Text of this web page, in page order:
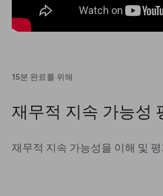
15분 완료를 위해
재무적 지속 가능성
재무적 지속 가능성을 이해 및